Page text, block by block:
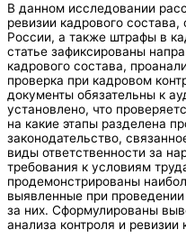
В данном исследовании
ревизии кадрового
России, а также штрафы в
статье зафиксированы
кадрового состава,
проверка при кадровом
документы обязательны к
установлено, что
на какие этапы разделена
законодательство,
виды ответственности за
требования к условиям
продемонстрированы
выявленные при
за них. Сформулированы
анализа контроля и